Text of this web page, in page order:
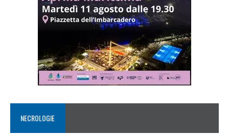
NECROLOGIE